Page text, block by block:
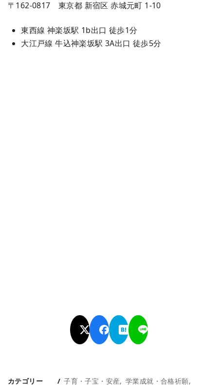
〒162-0817 東京都 新宿区 赤城元町 1-10
東西線 神楽坂駅 1b出口 徒歩1分
大江戸線 牛込神楽坂駅 3A出口 徒歩5分
カテゴリー 子育・子宝・安産
学業成就・合格祈願